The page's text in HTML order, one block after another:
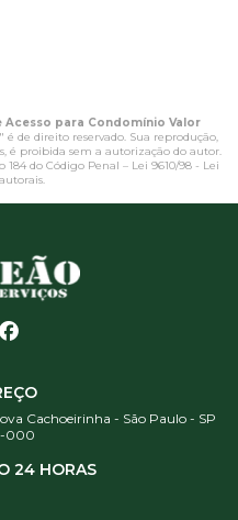
para Condomínio Valor
é de direito reservado. Sua reprodução,
é proibida sem a autorização do autor.
do Código Penal – Lei 9610/98 - Lei
.
Cachoeirinha - São Paulo - SP
000
24 HORAS